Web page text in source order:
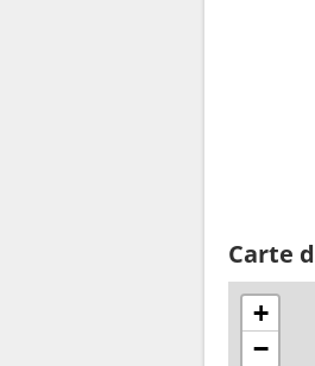
Carte
+
−